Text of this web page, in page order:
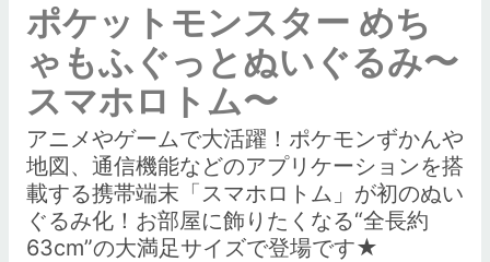
ポケットモンスター めち
ゃもふぐっとぬいぐるみ〜
スマホロトム〜
アニメやゲームで大活躍！ポケモンずかんや
地図、通信機能などのアプリケーションを搭
載する携帯端末「スマホロトム」が初のぬい
ぐるみ化！お部屋に飾りたくなる“全長約
63cm”の大満足サイズで登場です★